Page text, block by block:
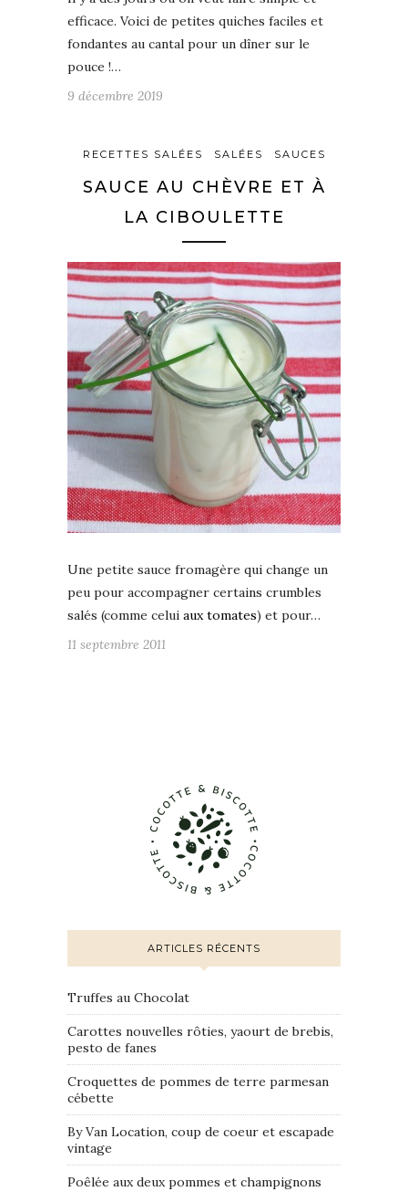
efficace. Voici de petites quiches faciles et
fondantes au cantal pour un dîner sur le
pouce !…
9 décembre 2019
RECETTES SALÉES SALÉES SAUCES
SAUCE AU CHÈVRE ET À
LA CIBOULETTE
Une petite sauce fromagère qui change un
peu pour accompagner certains crumbles
salés (comme celui aux tomates) et pour…
11 septembre 2011
ARTICLES RÉCENTS
Truffes au Chocolat
Carottes nouvelles rôties, yaourt de brebis,
pesto de fanes
Croquettes de pommes de terre parmesan
cébette
By Van Location, coup de coeur et escapade
vintage
Poêlée aux deux pommes et champignons